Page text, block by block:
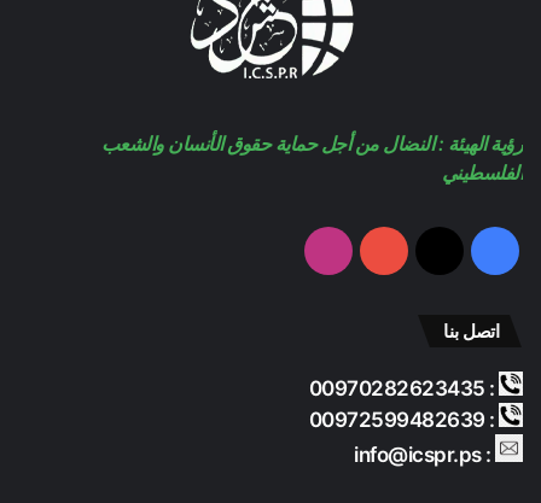
رؤية الهيئة : النضال من أجل حماية حقوق الأنسان والشعب
الفلسطيني
فيسبوك ‫X
‫YouTubeانستقرام
اتصل بنا
: 00970282623435
: 00972599482639
: info@icspr.ps